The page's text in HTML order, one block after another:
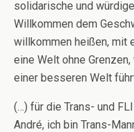
solidarische und
Willkommen dem
willkommen heißen, mit
eine Welt ohne
einer besseren Welt
(…) für die Trans- und
André, ich bin Trans-